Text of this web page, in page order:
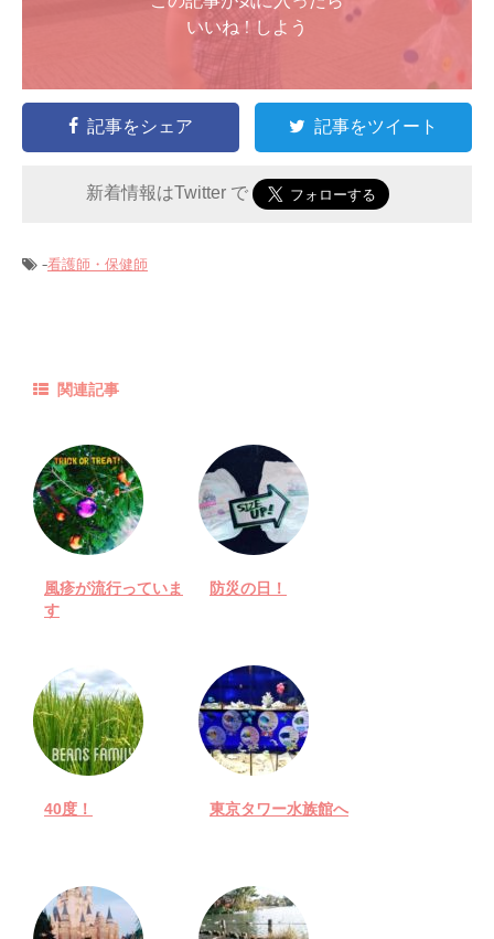
いいね ! しよう
記事をシェア 記事をツイート
新着情報はTwitter で
-看護師・保健師
関連記事
風疹が流行っていま
す
防災の日！
40度！ 東京タワー水族館へ